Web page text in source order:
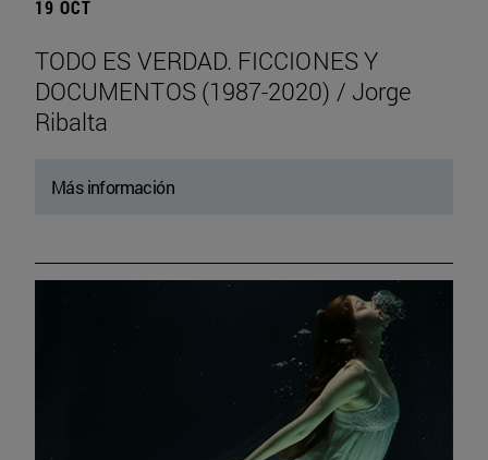
19 OCT
TODO ES VERDAD. FICCIONES Y
DOCUMENTOS (1987-2020) / Jorge
Ribalta
Más información